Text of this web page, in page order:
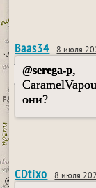
Baas34 8 июля
@serega-p,
они?
CDtixo 8 июля